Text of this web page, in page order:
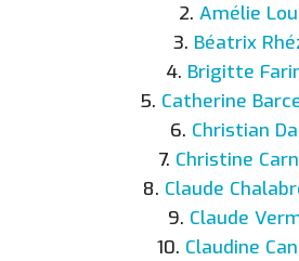
2. Amélie
3. Béatrix
4. Brigitte
5. Catherine
6. Christian
7. Christine
8. Claude
9. Claude
10. Claudine